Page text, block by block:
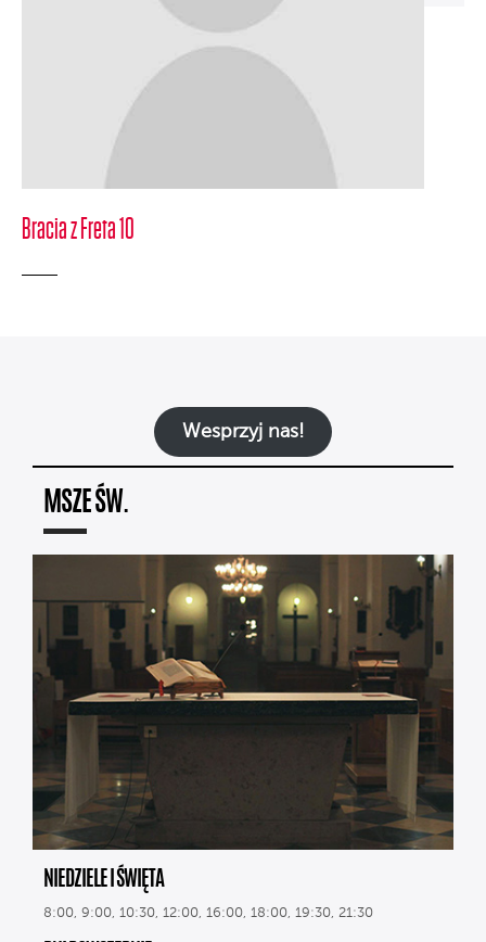
Bracia z Freta 10
Wesprzyj nas!
MSZE ŚW.
NIEDZIELE I ŚWIĘTA
8:00, 9:00, 10:30, 12:00, 16:00, 18:00, 19:30, 21:30